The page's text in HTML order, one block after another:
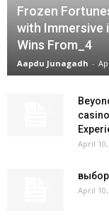
Frozen
with Immersive
Wins From_4
Aapdu Junagadh -
April
April